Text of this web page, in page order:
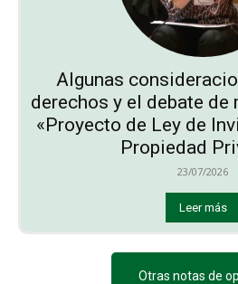
Algunas
derechos y el debate
«Proyecto de Ley de
Propiedad
23/07/2026
Leer más
Otras notas de